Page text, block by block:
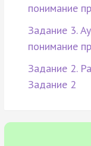
понимание
Задание 3.
понимание
Задание 2.
Задание 2